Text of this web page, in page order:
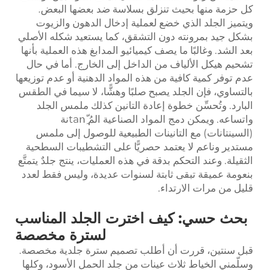
كل حزمة منها بحيث تنزلق بسلاسة ضد بعضها البعض.
ويتميز الجلد الذي خضع لعملية إدخال الدهون والزيوت
بشكل جيد بمرونته دون التشقق، كما يستعيد شكله الأصلي
بعد الشد. وغالبًا ما يصف كيميائيو المدابغ هذه العملية بأنها
تشحيم هيكل الألياف من الداخل إلى الخارج. أما في حال
عدم توفر كمية كافية من هذه المواد الدهنية أو عدم توزيعها
بالتساوي، فإن الجلد يصبح صلبًا وهشًّا، لا سيما في الطقس
البارد. وتُحسِّن خطوة إعادة التانين كذلك ملمس الجلد
واتساعه. ويمكن دمج المواد الصناعية المُ tanِّنة
(السينتانات) مع التانينات الطبيعية للوصول إلى ملمس
مستدير وناعم لا يعتمد حصريًّا على التشطيبات السطحية
الثقيلة. وعند التحكم بدقة في هذه العمليات، ينتج جلدٌ يتمتَّع
بنعومة عميقة تبقى ثابتة لسنوات عديدة، وليس فقط لعدد
قليل من مرات الارتداء.
بحث حسي: كيف اخترت الجلد المناسب
لسترة مخصصة
قبل سنتين، قررت أن أطلب تصميم سترة جلدية مخصصة.
وسلّمني الخياط ثلاث عينات من جلد الحمل الأسود، وكلها